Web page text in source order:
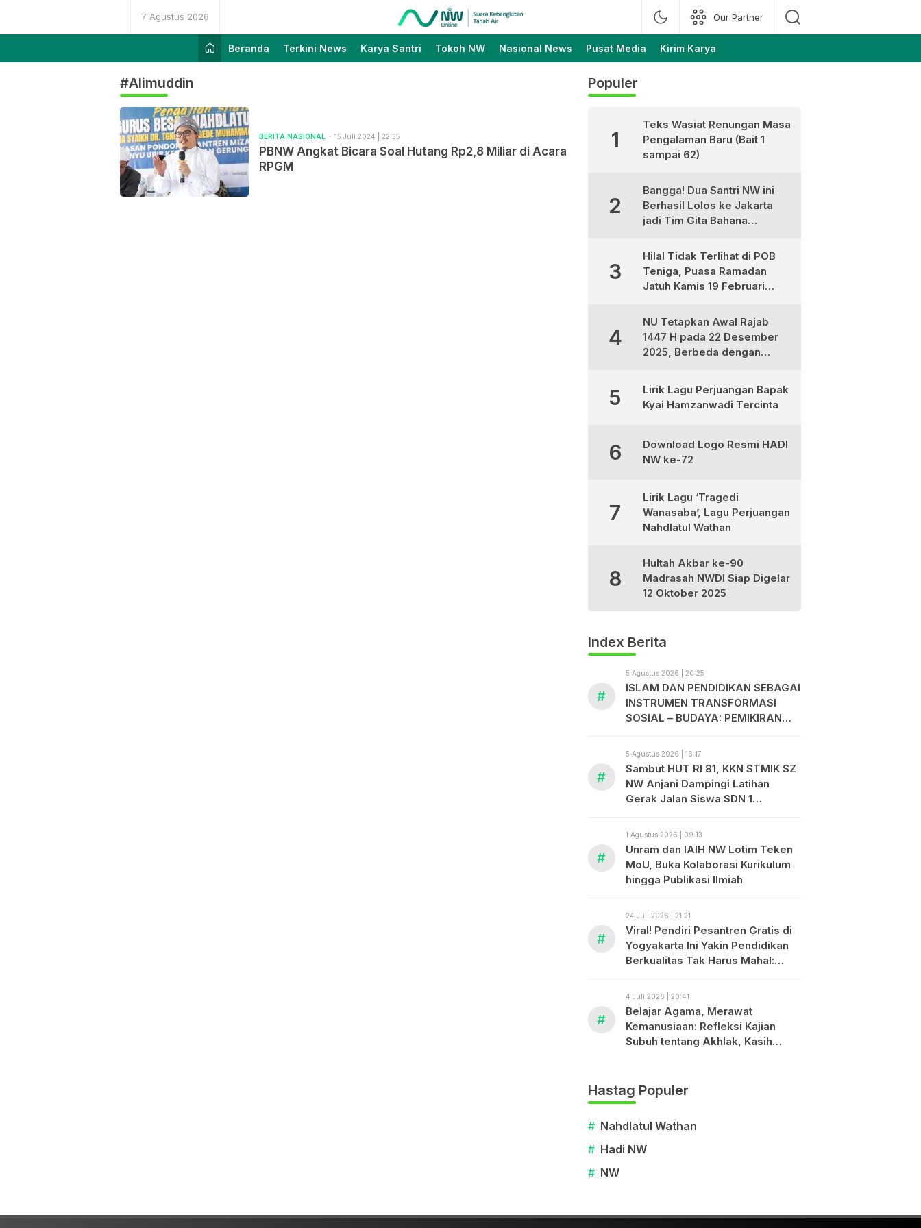
7 Agustus 2026
Nahdlatul Wathan Online
Suara Kebangkitan Tanah
Air
Our Partner
Beranda Terkini News Karya Santri Tokoh NW Nasional News Pusat Media Kirim Karya
#Alimuddin
BERITA NASIONAL 15 Juli 2024 | 22:35
PBNW Angkat Bicara Soal Hutang Rp2,8 Miliar di Acara
RPGM
Populer
1
Teks Wasiat Renungan Masa
Pengalaman Baru (Bait 1
sampai 62)
2
Bangga! Dua Santri NW ini
Berhasil Lolos ke Jakarta
jadi Tim Gita Bahana
3
Hilal Tidak Terlihat di POB
Teniga, Puasa Ramadan
Jatuh Kamis 19 Februari
4
NU Tetapkan Awal Rajab
1447 H pada 22 Desember
2025, Berbeda dengan
Kemenag
5
Lirik Lagu Perjuangan Bapak
Kyai Hamzanwadi Tercinta
6
Download Logo Resmi HADI
NW ke-72
7
Lirik Lagu ‘Tragedi
Wanasaba’, Lagu Perjuangan
Nahdlatul Wathan
8
Hultah Akbar ke-90
Madrasah NWDI Siap Digelar
12 Oktober 2025
Index Berita
#
5 Agustus 2026 | 20:25
ISLAM DAN PENDIDIKAN SEBAGAI
INSTRUMEN TRANSFORMASI
SOSIAL – BUDAYA: PEMIKIRAN
ABDUL MADJID
#
5 Agustus 2026 | 16:17
Sambut HUT RI 81, KKN STMIK SZ
NW Anjani Dampingi Latihan
Gerak Jalan Siswa SDN 1
#
1 Agustus 2026 | 09:13
Unram dan IAIH NW Lotim Teken
MoU, Buka Kolaborasi Kurikulum
hingga Publikasi Ilmiah
#
24 Juli 2026 | 21:21
Viral! Pendiri Pesantren Gratis di
Yogyakarta Ini Yakin Pendidikan
Berkualitas Tak Harus Mahal:
dengan Uang.”
#
4 Juli 2026 | 20:41
Belajar Agama, Merawat
Kemanusiaan: Refleksi Kajian
Subuh tentang Akhlak, Kasih
Hastag Populer
# Nahdlatul Wathan
# Hadi NW
# NW